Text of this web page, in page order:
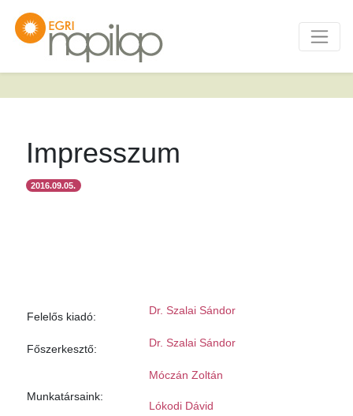
Impresszum
2016.09.05.
Felelős kiadó: Dr. Szalai Sándor
Főszerkesztő: Dr. Szalai Sándor
Munkatársaink:
Móczán Zoltán
Lókodi Dávid